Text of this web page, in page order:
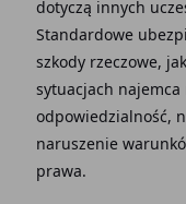
dotyczą innych
Standardowe
szkody rzeczowe,
sytuacjach
odpowiedzialność,
naruszenie
prawa.